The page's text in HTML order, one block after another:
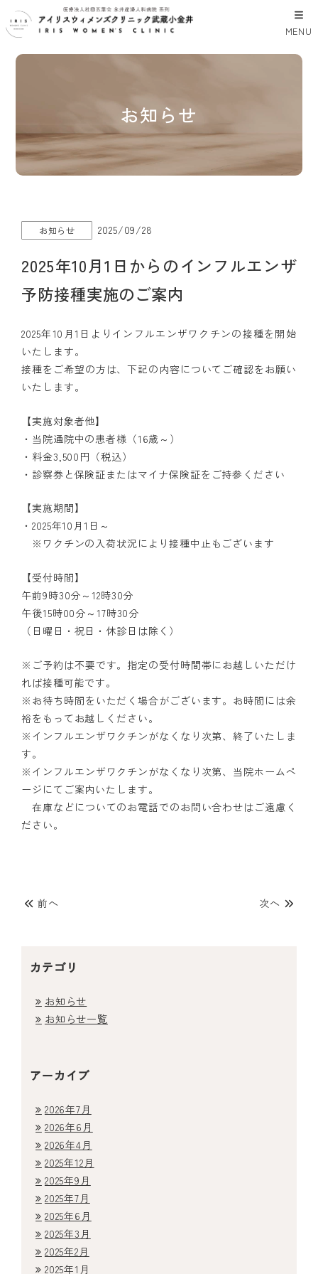
MENU
お知らせ
2025年10月1日からのインフルエンザ
予防接種実施のご案内
お知らせ 2025/09/28
2025年10月1日よりインフルエンザワクチンの接種を開始
いたします。
接種をご希望の方は、下記の内容についてご確認をお願い
いたします。
【実施対象者他】
・当院通院中の患者様（16歳～）
・料金3,500円（税込）
・診察券と保険証またはマイナ保険証をご持参ください
【実施期間】
・2025年10月1日～
※ワクチンの入荷状況により接種中止もございます
【受付時間】
午前9時30分～12時30分
午後15時00分～17時30分
（日曜日・祝日・休診日は除く）
※ご予約は不要です。指定の受付時間帯にお越しいただけ
れば接種可能です。
※お待ち時間をいただく場合がございます。お時間には余
裕をもってお越しください。
※インフルエンザワクチンがなくなり次第、終了いたしま
す。
※インフルエンザワクチンがなくなり次第、当院ホームペ
ージにてご案内いたします。
在庫などについてのお電話でのお問い合わせはご遠慮く
ださい。
前へ 次へ
カテゴリ
お知らせ
お知らせ一覧
アーカイブ
2026年7月
2026年6月
2026年4月
2025年12月
2025年9月
2025年7月
2025年6月
2025年3月
2025年2月
2025年1月
医院紹介
診療案内
料金表
よくある質問
アクセス・診療時間
採用情報